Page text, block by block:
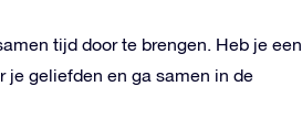
tijd door te brengen. Heb je een
je geliefden en ga samen in de